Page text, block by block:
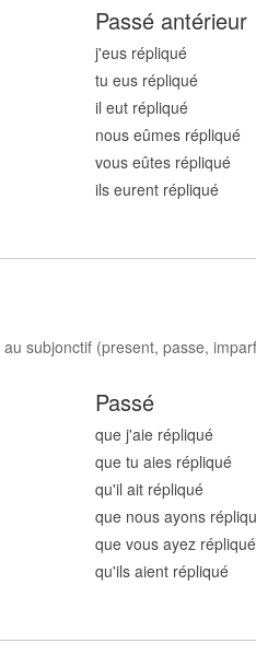
Passé antérieur
j'eus répliqué
tu eus répliqué
il eut répliqué
nous eûmes répliqué
vous eûtes répliqué
ils eurent répliqué
subjonctif (present, passe,
Passé
que j'aie répliqué
que tu aies répliqué
qu'il ait répliqué
que nous ayons
que vous ayez répliqué
qu'ils aient répliqué